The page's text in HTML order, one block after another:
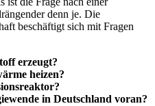
denn je. Die
beschäftigt sich mit Fragen
erzeugt?
heizen?
in Deutschland voran?